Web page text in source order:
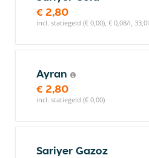
€ 2,80
incl. statiegeld (€ 0,00), € 0,08/l, 33,0l
Ayran
€ 2,80
incl. statiegeld (€ 0,00)
Sariyer Gazoz